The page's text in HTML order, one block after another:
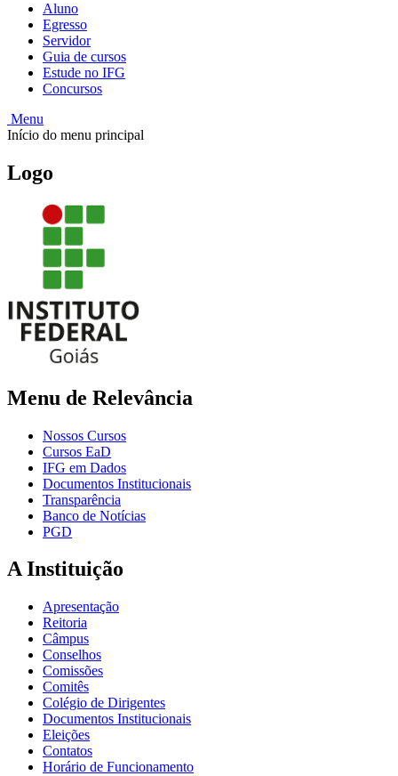
Aluno
Egresso
Servidor
Guia de cursos
Estude no IFG
Concursos
Menu
Início do menu principal
Logo
Menu de Relevância
Nossos Cursos
Cursos EaD
IFG em Dados
Documentos Institucionais
Transparência
Banco de Notícias
PGD
A Instituição
Apresentação
Reitoria
Câmpus
Conselhos
Comissões
Comitês
Colégio de Dirigentes
Documentos Institucionais
Eleições
Contatos
Horário de Funcionamento